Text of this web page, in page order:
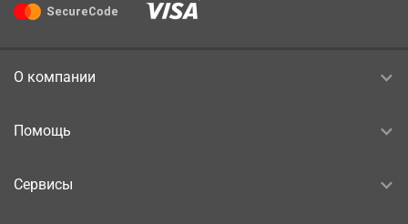
О компании
Помощь
Сервисы